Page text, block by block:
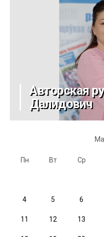
Авторская
Далидович
Пн Вт Ср
4 5 6
11 12 13